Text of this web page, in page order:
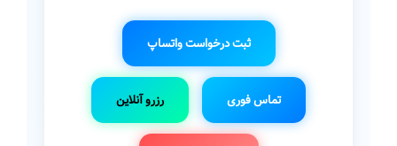
ثبت درخواست واتساپ
تماس فوری رزرو آنلاین